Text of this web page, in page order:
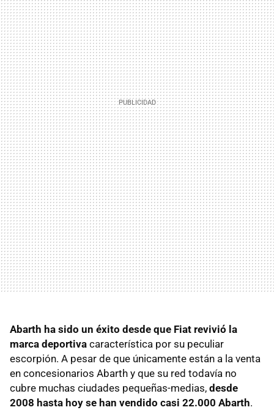
Abarth ha sido un éxito desde que Fiat revivió la
marca deportiva característica por su peculiar
escorpión. A pesar de que únicamente están a la venta
en concesionarios Abarth y que su red todavía no
cubre muchas ciudades pequeñas-medias, desde
2008 hasta hoy se han vendido casi 22.000 Abarth.